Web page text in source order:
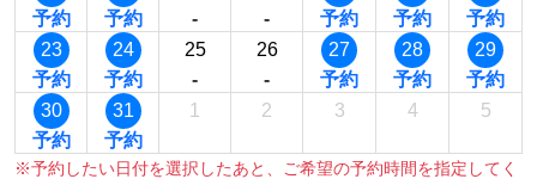
予約
予約
-
-
予約
予約
予約
23
予約
24
予約
25
-
26
-
27
予約
28
予約
29
予約
30
予約
31
予約
1 2 3 4 5
※予約したい日付を選択したあと、ご希望の予約時間を指定してく